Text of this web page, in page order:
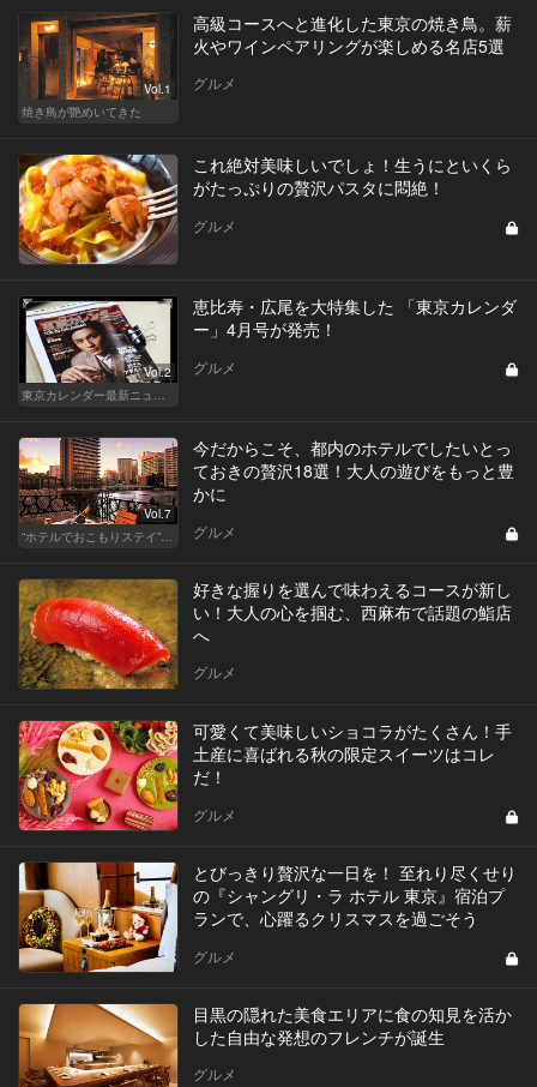
Vol.1
焼き鳥が艶めいてきた
高級コースへと進化した東京の焼き鳥。薪
火やワインペアリングが楽しめる名店5選
グルメ
これ絶対美味しいでしょ！生うにといくら
がたっぷりの贅沢パスタに悶絶！
グルメ
Vol.2
恵比寿・広尾を大特集した 「東京カレンダ
ー」4月号が発売！
グルメ
Vol.7
今だからこそ、都内のホテルでしたいとっ
ておきの贅沢18選！大人の遊びをもっと豊
かに
グルメ
好きな握りを選んで味わえるコースが新し
い！大人の心を掴む、西麻布で話題の鮨店
へ
グルメ
可愛くて美味しいショコラがたくさん！手
土産に喜ばれる秋の限定スイーツはコレ
だ！
グルメ
とびっきり贅沢な一日を！ 至れり尽くせり
の『シャングリ・ラ ホテル 東京』宿泊プ
ランで、心躍るクリスマスを過ごそう
グルメ
目黒の隠れた美食エリアに食の知見を活か
した自由な発想のフレンチが誕生
グルメ